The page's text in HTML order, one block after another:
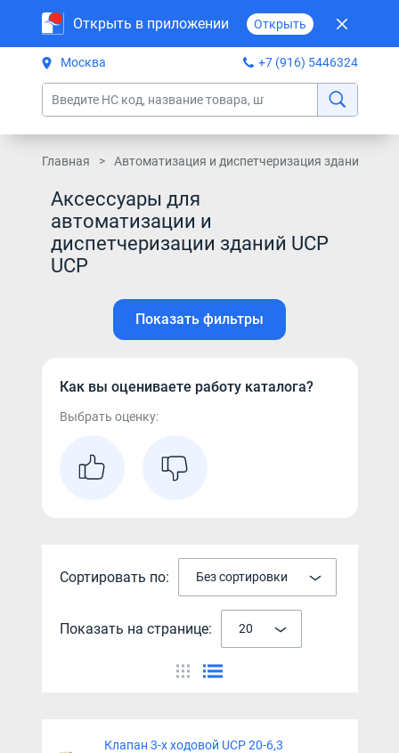
Открыть в приложении Открыть
Москва +7 (916) 5446324
Главная Автоматизация и диспетчеризация зданий
Аксессуары для
автоматизации и
диспетчеризации зданий UCP
UCP
Показать фильтры
Как вы оцениваете работу каталога?
Выбрать оценку:
Сортировать по: Без сортировки
Показать на странице: 20
Клапан 3-х ходовой UCP 20-6,3